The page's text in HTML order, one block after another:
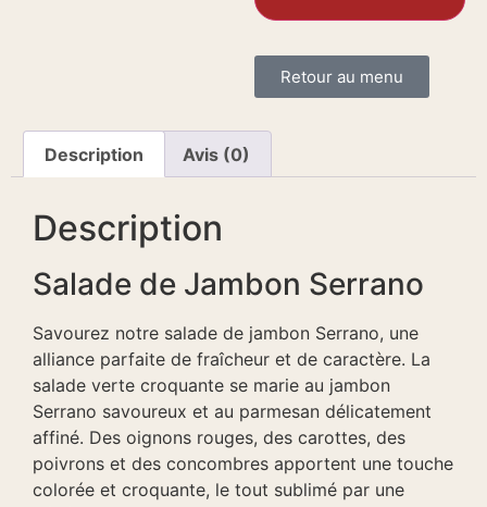
Retour au menu
Description Avis (0)
Description
Salade de Jambon Serrano
Savourez notre salade de jambon Serrano, une
alliance parfaite de fraîcheur et de caractère. La
salade verte croquante se marie au jambon
Serrano savoureux et au parmesan délicatement
affiné. Des oignons rouges, des carottes, des
poivrons et des concombres apportent une touche
colorée et croquante, le tout sublimé par une